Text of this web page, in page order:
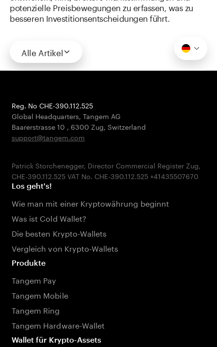
potenzielle Preisbewegungen zu erfassen, was zu
besseren Investitionsentscheidungen führt.
Alle Artikel
Reg. No CHE-390.112.525
Global Headquarters, Tangem AG
Baarerstrasse 10 , 6300 Zug, Switzerland
support@tangem.com
Patrick Storchenegger, Director Commercial Register Zug,
Los geht's!
Wie man mit einer Kryptowährung beginnt
Was ist Cold Wallet?
Die besten Krypto-Wallets
Vergleich von Krypto-Wallets
Produkte
Tangem Pay
Tangem Mobile
Tangem Ring
Tangem Hardware-Wallet
Wallet für Krypto-Assets